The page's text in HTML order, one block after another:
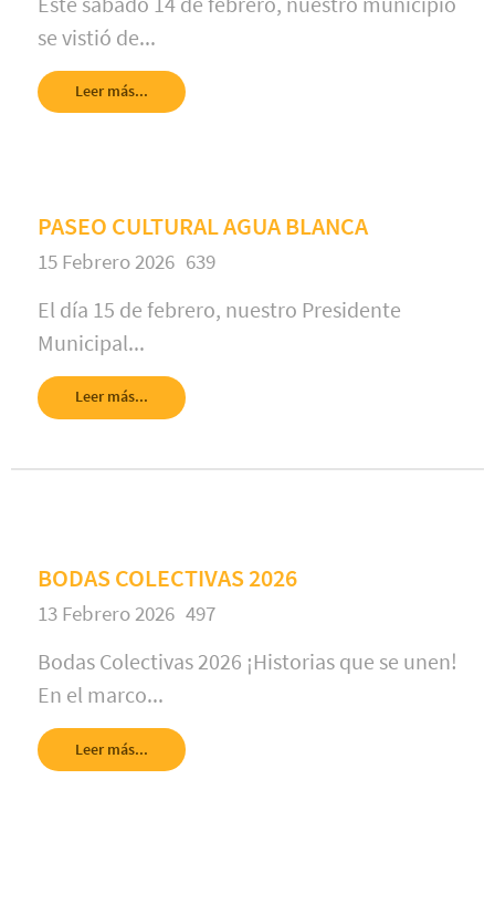
se vistió de...
Leer más...
PASEO CULTURAL AGUA BLANCA
15 Febrero 2026 639
El día 15 de febrero, nuestro Presidente
Municipal...
Leer más...
BODAS COLECTIVAS 2026
13 Febrero 2026 497
Bodas Colectivas 2026 ¡Historias que se unen!
En el marco...
Leer más...